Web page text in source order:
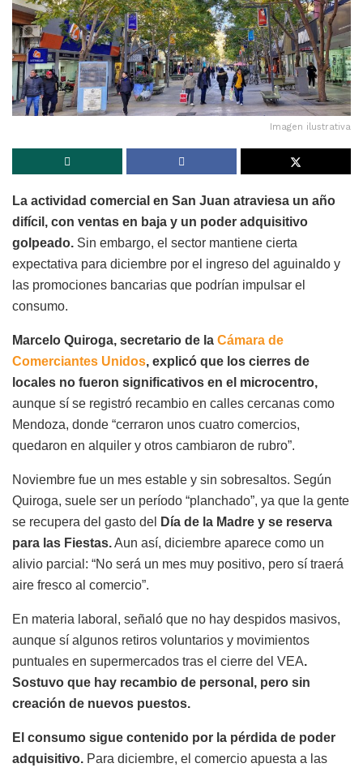
Imagen ilustrativa
La actividad comercial en San Juan atraviesa un año
difícil, con ventas en baja y un poder adquisitivo
golpeado. Sin embargo, el sector mantiene cierta
expectativa para diciembre por el ingreso del aguinaldo y
las promociones bancarias que podrían impulsar el
consumo.
Marcelo Quiroga, secretario de la Cámara de
Comerciantes Unidos, explicó que los cierres de
locales no fueron significativos en el microcentro,
aunque sí se registró recambio en calles cercanas como
Mendoza, donde “cerraron unos cuatro comercios,
quedaron en alquiler y otros cambiaron de rubro”.
Noviembre fue un mes estable y sin sobresaltos. Según
Quiroga, suele ser un período “planchado”, ya que la gente
se recupera del gasto del
Día de la Madre y se reserva
para las Fiestas.Aun así, diciembre aparece como un
alivio parcial: “No será un mes muy positivo, pero sí traerá
aire fresco al comercio”.
En materia laboral, señaló que no hay despidos masivos,
aunque sí algunos retiros voluntarios y movimientos
puntuales en supermercados tras el cierre del VEA.
Sostuvo que hay recambio de personal, pero sin
creación de nuevos puestos.
El consumo sigue contenido por la pérdida de poder
adquisitivo. Para diciembre, el comercio apuesta a las